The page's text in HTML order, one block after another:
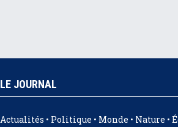
LE JOURNAL
Actualités • Politique • Monde • Nature •